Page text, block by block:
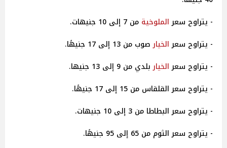
- يتراوح سعرالملوخية من 7 إلى 10 جنيهات.
- يتراوح سعرالخيارصوب من 13 إلى 17 جنيهًا.
- يتراوح سعرالخياربلدي من 9 إلى 13 جنيها.
- يتراوح سعر القلقاس من 15 إلى 17 جنيهًا.
- يتراوح سعر البطاطا من 3 إلى 10 جنيهات.
- يتراوح سعر الثوم من 65 إلى 95 جنيهًا.